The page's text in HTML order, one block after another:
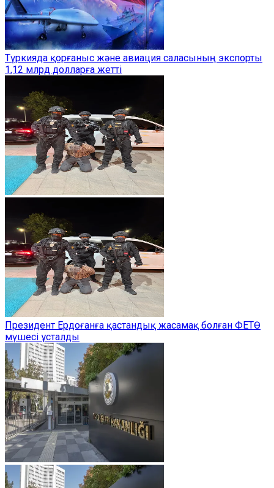
Түркияда қорғаныс және авиация саласының экспорты
1,12 млрд долларға жетті
Президент Ердоғанға қастандық жасамақ болған ФЕТӨ
мүшесі ұсталды